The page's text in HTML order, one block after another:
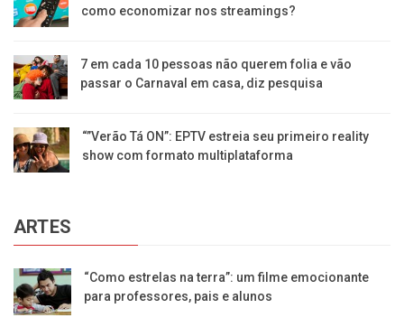
como economizar nos streamings?
7 em cada 10 pessoas não querem folia e vão
passar o Carnaval em casa, diz pesquisa
“”Verão Tá ON”: EPTV estreia seu primeiro reality
show com formato multiplataforma
ARTES
“Como estrelas na terra”: um filme emocionante
para professores, pais e alunos